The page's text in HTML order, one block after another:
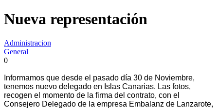
Nueva representación
Administracion
General
0
Informamos que desde el pasado día 30 de Noviembre,
tenemos nuevo delegado en Islas Canarias. Las fotos,
recogen el momento de la firma del contrato, con el
Consejero Delegado de la empresa Embalanz de Lanzarote,